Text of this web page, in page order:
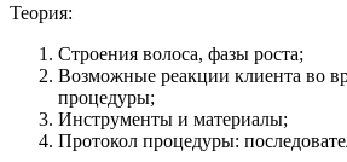
Теория:
Строения волоса, фазы роста;
Возможные реакции клиента во
процедуры;
Инструменты и материалы;
Протокол процедуры: